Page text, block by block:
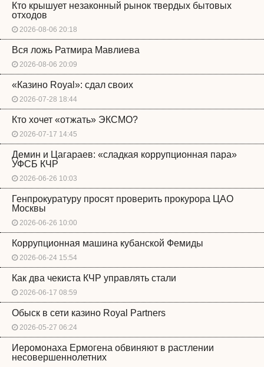
Кто крышует незаконный рынок твердых бытовых
отходов
2026-08-06 20:18
Вся ложь Ратмира Мавлиева
2026-08-06 20:09
«Казино Royal»: сдал своих
2026-07-28 18:44
Кто хочет «отжать» ЭКСМО?
2026-07-17 14:45
Демин и Цагараев: «сладкая коррупционная пара»
УФСБ КЧР
2026-06-26 10:03
Генпрокуратуру просят проверить прокурора ЦАО
Москвы
2026-06-26 10:00
Коррупционная машина кубанской Фемиды
2026-06-24 15:54
Как два чекиста КЧР управлять стали
2026-06-17 08:59
Обыск в сети казино Royal Partners
2026-05-27 06:24
Иеромонаха Ермогена обвиняют в растлении
несовершеннолетних